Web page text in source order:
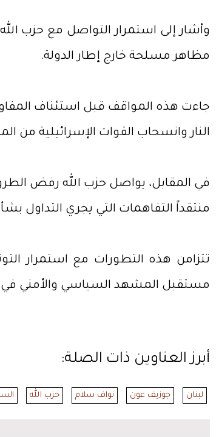
وأشار إلى استمرار التواصل مع حزب
مظاهر مسلحة خارج إطار الدولة.
جاءت هذه المواقف قبل استئناف
النار وانسحاب القوات الإسرائيلية من
في المقابل، يواصل حزب الله رفض
منتقداً التفاهمات التي يجري التداول
تتزامن هذه التطورات مع استمرار
مستقبل المشهد السياسي والأمني في
أبرز العناوين ذات الصلة:
لبنان جوزيف عون نواف سلام حزب الله